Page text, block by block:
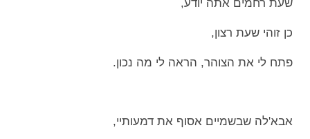
שעת רחמים אתה יודע,
כן זוהי שעת רצון,
פתח לי את הצוהר, הראה לי מה נכון.
אבא'לה שבשמיים אסוף את דמעותיי,